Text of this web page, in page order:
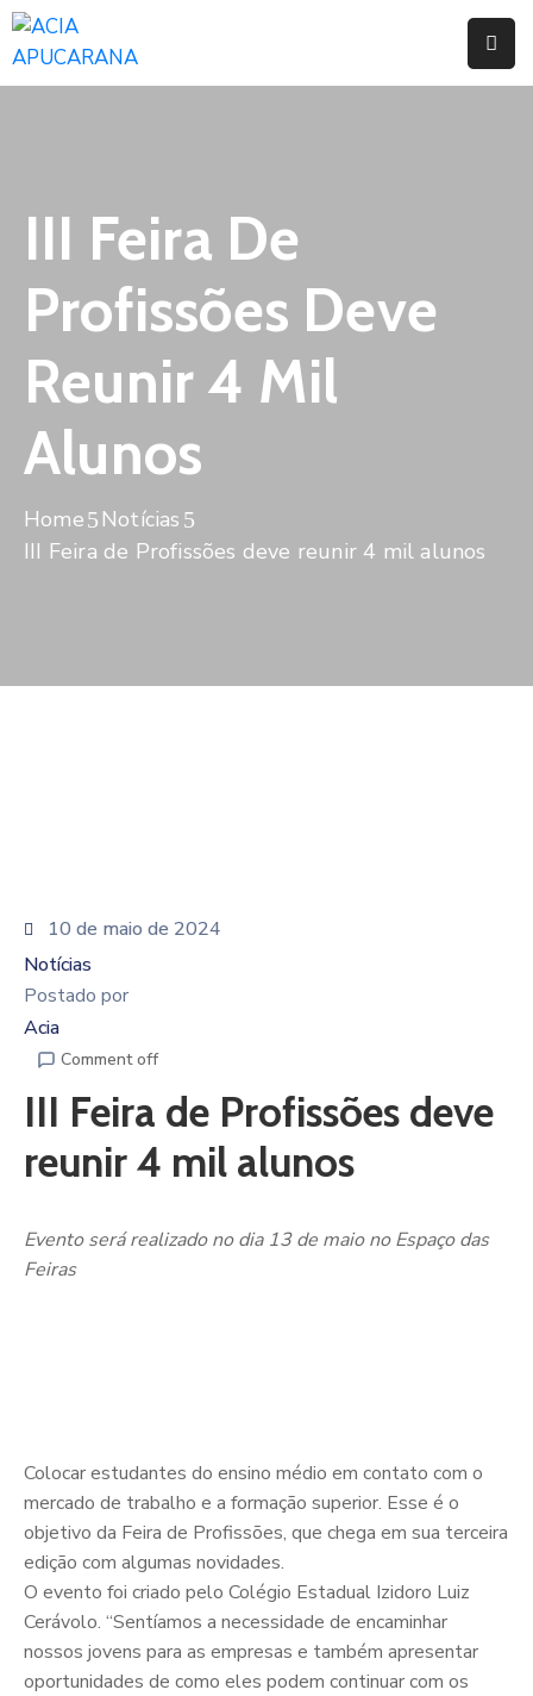
Serviços
Campanhas
Convênios
Benefícios
Fórum
Desenvolve
Instituto
De
III Feira De
Profissões Deve
Reunir 4 Mil
Alunos
Home
Notícias
III Feira de Profissões deve reunir 4 mil alunos
10 de maio de 2024
Notícias
Postado por
Acia
Comment off
III Feira de Profissões deve
reunir 4 mil alunos
Evento será realizado no dia 13 de maio no Espaço das
Feiras
Colocar estudantes do ensino médio em contato com o
mercado de trabalho e a formação superior. Esse é o
objetivo da Feira de Profissões, que chega em sua terceira
edição com algumas novidades.
O evento foi criado pelo Colégio Estadual Izidoro Luiz
Cerávolo. “Sentíamos a necessidade de encaminhar
nossos jovens para as empresas e também apresentar
oportunidades de como eles podem continuar com os